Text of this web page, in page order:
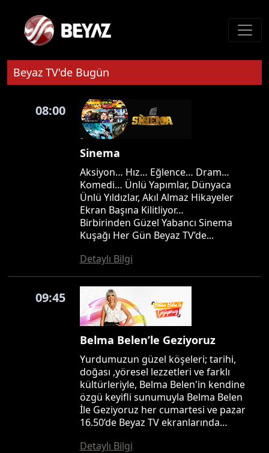
Beyaz TV'de Bugün
08:00
Sinema
Aksiyon… Hız… Eğlence… Dram…
Komedi… Ünlü Yapımlar, Dünyaca
Ünlü Yıldızlar, Akıl Almaz Hikayeler
Ekran Başına Kilitliyor…
Birbirinden Güzel Yabancı Sinema
Kuşağı Her Gün Beyaz TV’de...
Detaylı Bilgi
09:45
Belma Belen’le Geziyoruz
Yurdumuzun güzel köşeleri; tarihi,
doğası ,yöresel lezzetleri ve farklı
kültürleriyle, Belma Belen'in kendine
özgü keyifli sunumuyla Belma Belen
İle Geziyoruz her cumartesi ve pazar
16.50’de Beyaz TV ekranlarında…
Detaylı Bilgi